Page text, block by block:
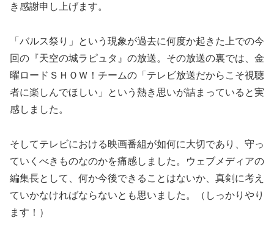
き感謝申し上げます。
「バルス祭り」という現象が過去に何度か起きた上での今
回の『天空の城ラピュタ』の放送。その放送の裏では、金
曜ロードＳＨＯＷ！チームの「テレビ放送だからこそ視聴
者に楽しんでほしい」という熱き思いが詰まっていると実
感しました。
そしてテレビにおける映画番組が如何に大切であり、守っ
ていくべきものなのかを痛感しました。ウェブメディアの
編集長として、何か今後できることはないか、真剣に考え
ていかなければならないとも思いました。（しっかりやり
ます！）